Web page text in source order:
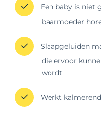
Een baby is niet
baarmoeder
Slaapgeluiden
die ervoor
wordt
Werkt